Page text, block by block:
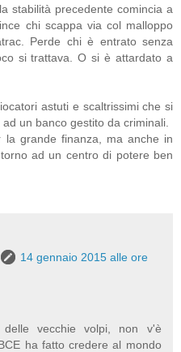
stabilità precedente comincia a
chi scappa via col malloppo
Perde chi è entrato senza
si trattava. O si è attardato a
astuti e scaltrissimi che si
un banco gestito da criminali.
grande finanza, ma anche in
ad un centro di potere ben
14 gennaio 2015 alle ore
vecchie volpi, non v'è
ha fatto credere al mondo